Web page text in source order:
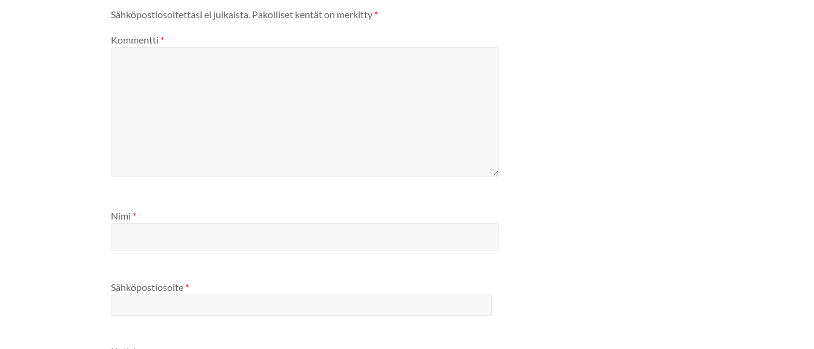
Sähköpostiosoitettasi ei julkaista. Pakolliset kentät on merkitty *
Kommentti *
Nimi *
Sähköpostiosoite *